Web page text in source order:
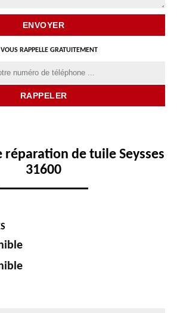
RAPPELLE GRATUITEMENT
réparation de tuile Seysses
31600